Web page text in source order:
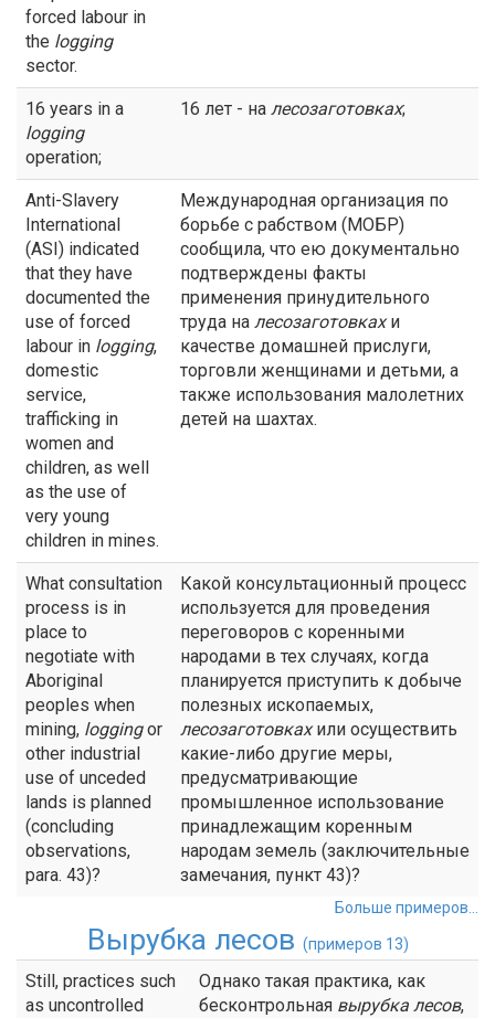
forced labour in
the logging
sector.
16 years in a
logging
operation;
16 лет - на лесозаготовках;
Anti-Slavery
International
(ASI) indicated
that they have
documented the
use of forced
labour in logging,
domestic
service,
trafficking in
women and
children, as well
as the use of
very young
children in mines.
Международная организация по
борьбе с рабством (МОБР)
сообщила, что ею документально
подтверждены факты
применения принудительного
труда на лесозаготовкахи
качестве домашней прислуги,
торговли женщинами и детьми, а
также использования малолетних
детей на шахтах.
What consultation
process is in
place to
negotiate with
Aboriginal
peoples when
mining, loggingor
other industrial
use of unceded
lands is planned
(concluding
observations,
para. 43)?
Какой консультационный процесс
используется для проведения
переговоров с коренными
народами в тех случаях, когда
планируется приступить к добыче
полезных ископаемых,
лесозаготовкахили осуществить
какие-либо другие меры,
предусматривающие
промышленное использование
принадлежащим коренным
народам земель (заключительные
замечания, пункт 43)?
Больше примеров...
Вырубка лесов (примеров 13)
Still, practices such
as uncontrolled
Однако такая практика, как
бесконтрольная вырубка лесов,